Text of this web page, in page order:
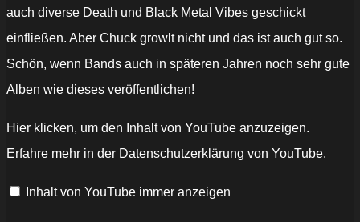
auch diverse Death und Black Metal Vibes geschickt
einfließen. Aber Chuck growlt nicht und das ist auch gut so.
Schön, wenn Bands auch in späteren Jahren noch sehr gute
Alben wie dieses veröffentlichen!
„TESTAMENT
-
Of
Level
Hier klicken, um den Inhalt von YouTube anzuzeigen.
Erfahre mehr in der Datenschutzerklärung von YouTube.
Inhalt von YouTube immer anzeigen